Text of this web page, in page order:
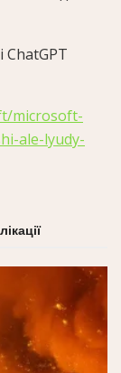
ChatGPT
microsoft-
ale-lyudy-